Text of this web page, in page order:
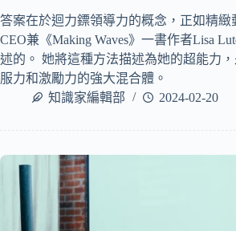
答案在於迴力鏢領導力的概念，正如精緻
CEO兼《Making Waves》一書作者Lisa
述的。 她將這種方法描述為她的超能力
服力和激勵力的強大混合體。
知識家編輯部
2024-02-20